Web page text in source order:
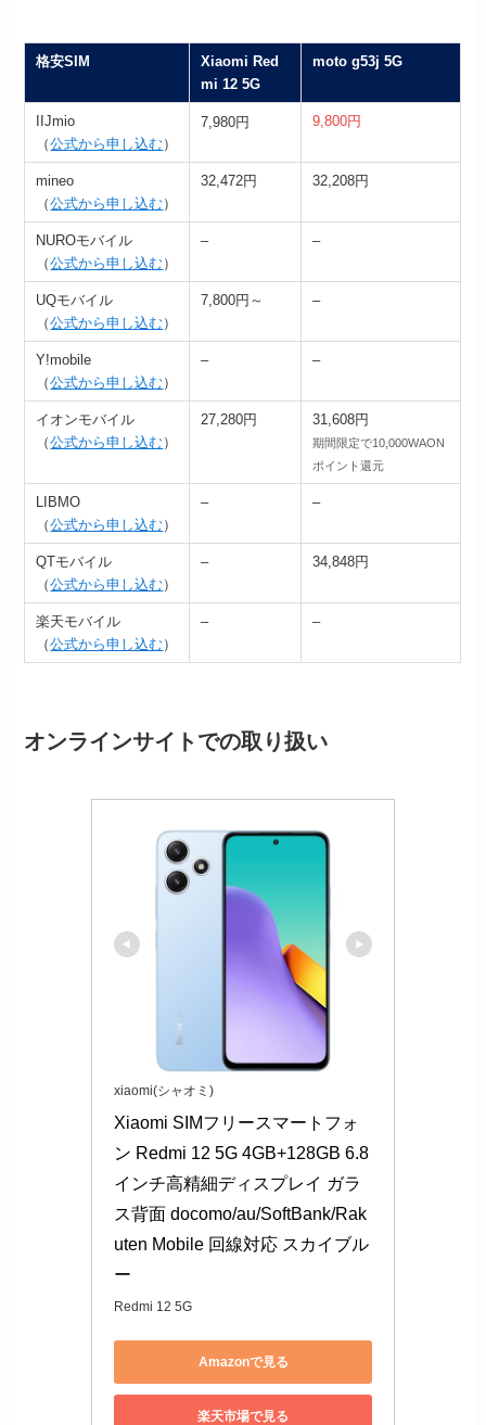
格安SIM
Xiaomi Red
mi 12 5G
moto g53j 5G
IIJmio
（公式から申し込む）
7,980円 9,800円
mineo
（公式から申し込む）
32,472円 32,208円
NUROモバイル
（公式から申し込む）
– –
UQモバイル
（公式から申し込む）
7,800円～ –
Y!mobile
（公式から申し込む）
– –
イオンモバイル
（公式から申し込む）
27,280円 31,608円
期間限定で10,000WAON
ポイント還元
LIBMO
（公式から申し込む）
– –
QTモバイル
（公式から申し込む）
– 34,848円
楽天モバイル
（公式から申し込む）
– –
オンラインサイトでの取り扱い
xiaomi(シャオミ)
Xiaomi SIMフリースマートフォ
ン Redmi 12 5G 4GB+128GB 6.8
インチ高精細ディスプレイ ガラ
ス背面 docomo/au/SoftBank/Rak
uten Mobile 回線対応 スカイブル
ー
Redmi 12 5G
Amazonで見る
楽天市場で見る